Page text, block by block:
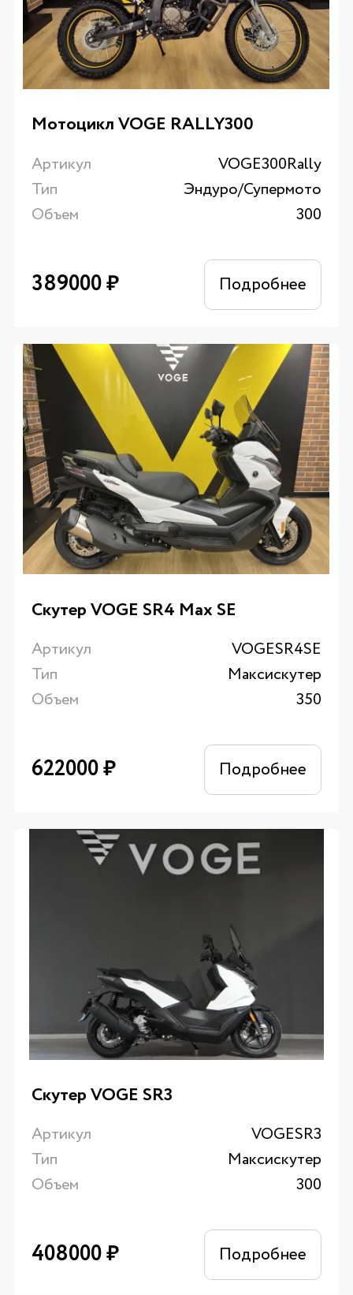
Мотоцикл VOGE RALLY300
Артикул
VOGE300Rally
Тип
Эндуро/Супермото
Объем
300
389000₽ Подробнее
Скутер VOGE SR4 Max SE
Артикул
VOGESR4SE
Тип
Максискутер
Объем
350
622000₽ Подробнее
Скутер VOGE SR3
Артикул
VOGESR3
Тип
Максискутер
Объем
300
408000₽ Подробнее